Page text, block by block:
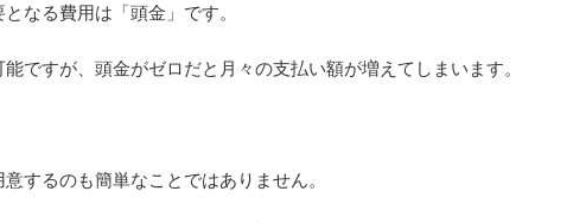
なる費用は「頭金」です。
ですが、頭金がゼロだと月々の支払い額が増えてしまいます。
するのも簡単なことではありません。